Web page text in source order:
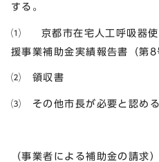
する。
⑴ 京都市在宅人工呼吸器使
援事業補助金実績報告書（第8
⑵ 領収書
⑶ その他市長が必要と認め
（事業者による補助金の請求）